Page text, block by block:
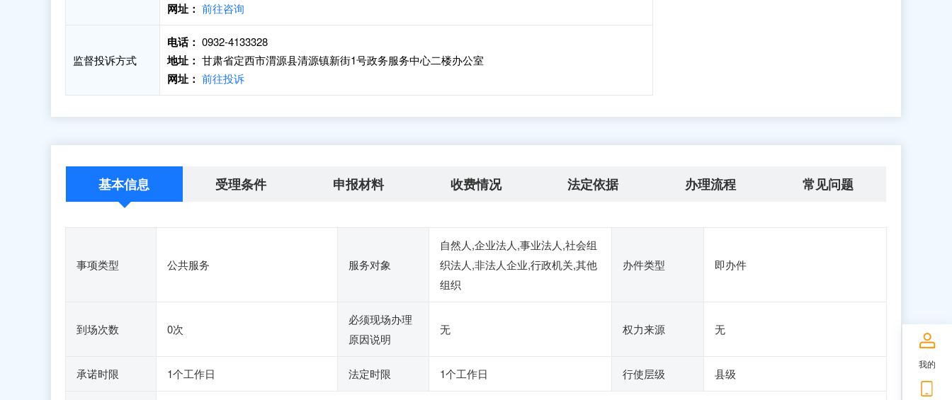
网址： 前往咨询
监督投诉方式
电话： 0932-4133328
地址： 甘肃省定西市渭源县清源镇新街1号政务服务中心二楼办公室
网址： 前往投诉
基本信息 受理条件 申报材料 收费情况 法定依据 办理流程 常见问题
事项类型 公共服务 服务对象
自然人,企业法人,事业法人,社会组
织法人,非法人企业,行政机关,其他
组织
办件类型 即办件
到场次数 0次
必须现场办理
原因说明
无 权力来源 无
承诺时限 1个工作日 法定时限 1个工作日 行使层级 县级
我的